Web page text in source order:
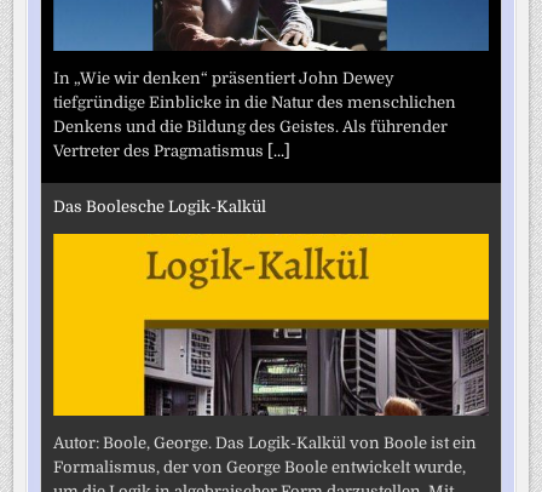
In „Wie wir denken“ präsentiert John Dewey
tiefgründige Einblicke in die Natur des menschlichen
Denkens und die Bildung des Geistes. Als führender
Vertreter des Pragmatismus [...]
Das Boolesche Logik-Kalkül
Autor: Boole, George. Das Logik-Kalkül von Boole ist ein
Formalismus, der von George Boole entwickelt wurde,